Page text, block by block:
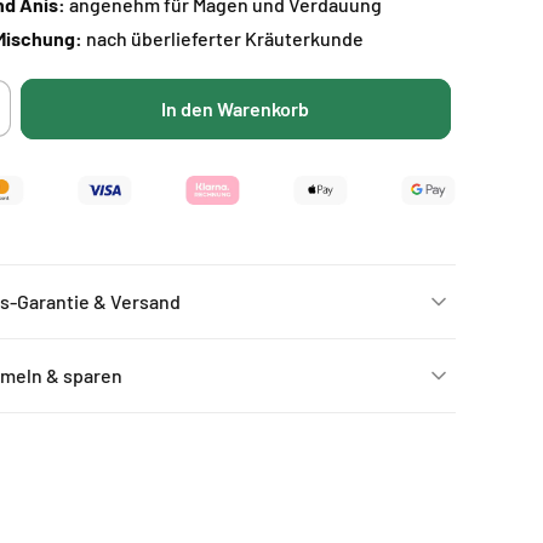
nach überlieferter Kräuterkunde
In den Warenkorb
Garantie & Versand
& sparen